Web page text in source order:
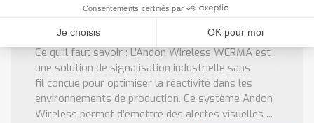
sans fil
Ce qu’il faut savoir : L’Andon Wireless WERMA est
une solution de signalisation industrielle sans
fil conçue pour optimiser la réactivité dans les
environnements de production. Ce système Andon
Wireless permet d’émettre des alertes visuelles ...